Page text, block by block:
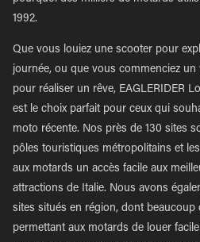
1992.
Que vous louiez une scooter pour
journée, ou que vous commenciez
pour réaliser un rêve, EAGLERIDER
est le choix parfait pour ceux qui
moto récente. Nos près de 130 sites
pôles touristiques métropolitains et
aux motards un accès facile aux
attractions de Italie. Nous avons
sites situés en région, dont beaucoup
permettant aux motards de louer